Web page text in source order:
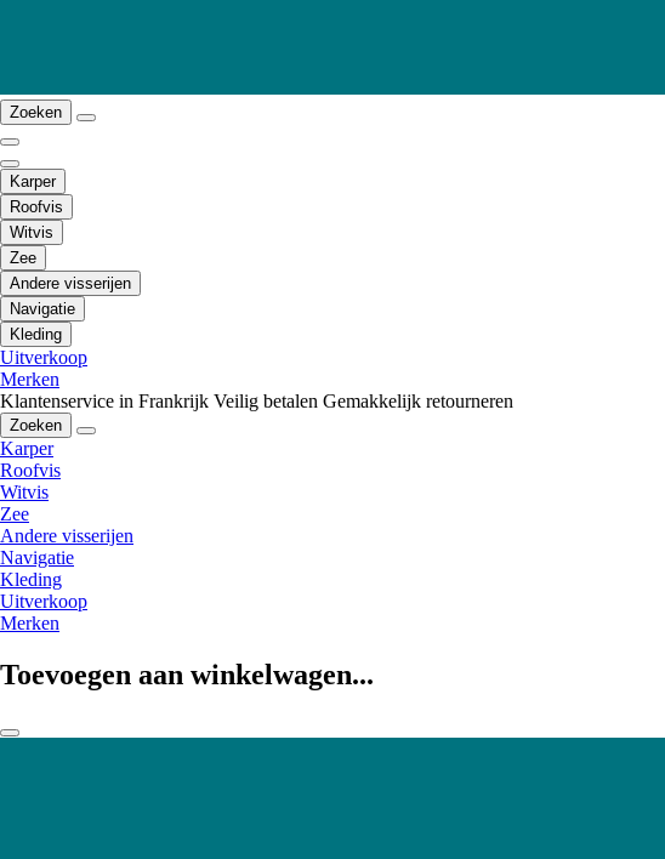
Zoeken
Karper
Roofvis
Witvis
Zee
Andere visserijen
Navigatie
Kleding
Uitverkoop
Merken
Klantenservice in Frankrijk Veilig betalen Gemakkelijk retourneren
Zoeken
Karper
Roofvis
Witvis
Zee
Andere visserijen
Navigatie
Kleding
Uitverkoop
Merken
Toevoegen aan winkelwagen...